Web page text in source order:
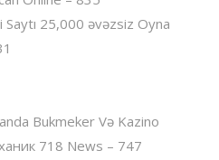
25,000 əvəzsiz Oyna
Bukmeker Və Kazino
718 News – 747